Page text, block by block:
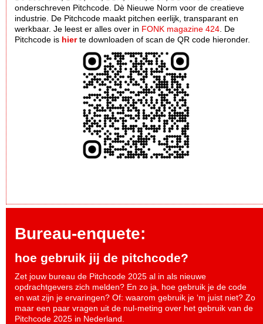
onderschreven Pitchcode. Dè Nieuwe Norm voor de creatieve
industrie. De Pitchcode maakt pitchen eerlijk, transparant en
werkbaar. Je leest er alles over in FONK magazine 424 . De
Pitchcode is hierte downloaden of scan de QR code hieronder.
Bureau-enquete:
hoe gebruik jij de pitchcode?
Zet jouw bureau de Pitchcode 2025 al in als nieuwe
opdrachtgevers zich melden? En zo ja, hoe gebruik je de code
en wat zijn je ervaringen? Of: waarom gebruik je ‘m juist niet? Zo
maar een paar vragen uit de nul-meting over het gebruik van de
Pitchcode 2025 in Nederland.